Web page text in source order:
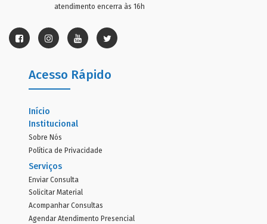
atendimento encerra às 16h
Acesso Rápido
Início
Institucional
Sobre Nós
Política de Privacidade
Serviços
Enviar Consulta
Solicitar Material
Acompanhar Consultas
Agendar Atendimento Presencial